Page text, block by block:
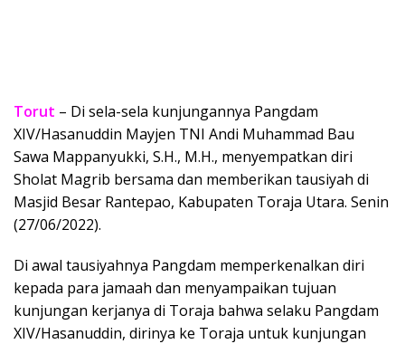
Torut – Di sela-sela kunjungannya Pangdam
XIV/Hasanuddin Mayjen TNI Andi Muhammad Bau
Sawa Mappanyukki, S.H., M.H., menyempatkan diri
Sholat Magrib bersama dan memberikan tausiyah di
Masjid Besar Rantepao, Kabupaten Toraja Utara. Senin
(27/06/2022).
Di awal tausiyahnya Pangdam memperkenalkan diri
kepada para jamaah dan menyampaikan tujuan
kunjungan kerjanya di Toraja bahwa selaku Pangdam
XIV/Hasanuddin, dirinya ke Toraja untuk kunjungan